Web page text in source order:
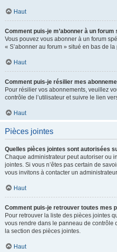
Haut
Comment puis-je m’abonner à un forum
Vous pouvez vous abonner à un forum
« S’abonner au forum » situé en bas de
Haut
Comment puis-je résilier mes
Pour résilier vos abonnements, veuillez
contrôle de l’utilisateur et suivre le lien
Haut
Pièces jointes
Quelles pièces jointes sont autorisées
Chaque administrateur peut autoriser ou
jointes. Si vous n’êtes pas certain de
vous invitons à contacter un
Haut
Comment puis-je retrouver toutes mes
Pour retrouver la liste des pièces jointes
vous rendre dans le panneau de contrôle
la section des pièces jointes.
Haut